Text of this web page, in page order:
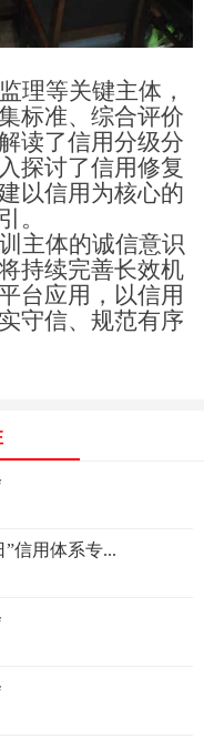
理等关键主体，
标准、综合评价
读了信用分级分
探讨了信用修复
以信用为核心的
。
主体的诚信意识
持续完善长效机
台应用，以信用
守信、规范有序
”信用体系专...